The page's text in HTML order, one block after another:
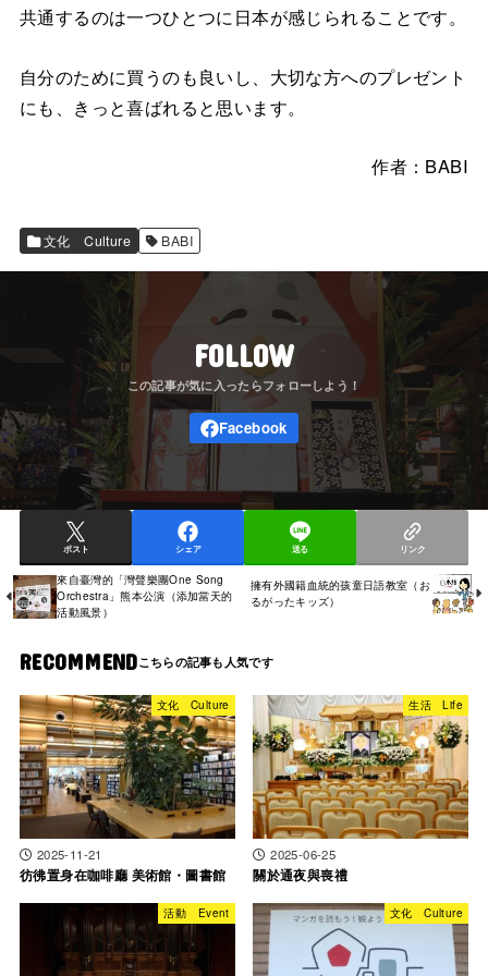
共通するのは一つひとつに日本が感じられることです。
自分のために買うのも良いし、大切な方へのプレゼント
にも、きっと喜ばれると思います。
作者：BABI
文化 Culture BABI
FOLLOW
ポスト シェア 送る リンク
來自臺灣的「灣聲樂團One Song
Orchestra」熊本公演（添加當天的
活動風景）
擁有外國籍血統的孩童日語教室（お
るがったキッズ）
RECOMMEND
文化 Culture
2025-11-21
彷彿置身在咖啡廳 美術館・圖書館
生活 Life
2025-06-25
關於通夜與喪禮
活動 Event 文化 Culture